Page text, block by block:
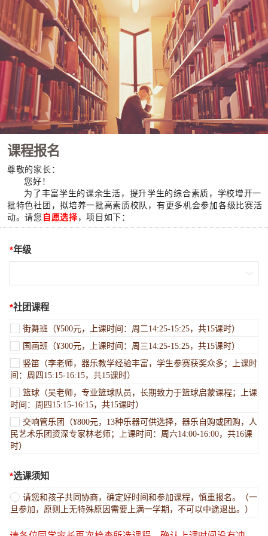
课程报名
尊敬的家长：
您好！
为了丰富学生的课余生活，提升学生的综合素质，学校增开一
批特色社团，拟培养一批高素质校队，有更多机会参加各级比赛活
动。请您 自愿选择，项目如下：
*年级

*社团课程
街舞班（¥500元，上课时间：周二14:25-15:25，共15课时）
国画班（¥300元，上课时间：周三14:25-15:25，共15课时）
竖笛（李老师，器乐教学经验丰富，学生参赛获奖众多；上课时
间：周四15:15-16:15，共15课时）
篮球（吴老师，专业篮球队员，长期致力于篮球启蒙课程；上课
时间：周四15:15-16:15，共15课时）
交响管乐团（¥800元，13种乐器可供选择，器乐自购或团购，人
民艺术乐团资深专家林老师；上课时间：周六14:00-16:00，共16课
时）
*选课须知
请您和孩子共同协商，确定好时间和参加课程，慎重报名。（一
旦参加，原则上无特殊原因需要上满一学期，不可以中途退出。）